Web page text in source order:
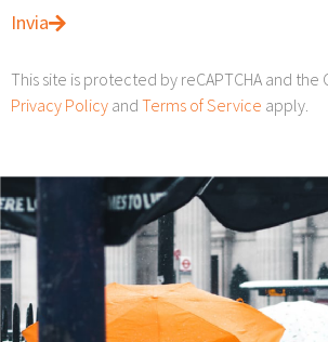
Invia
This site is protected by reCAPTCHA and the
Privacy Policy and Terms of Service apply.